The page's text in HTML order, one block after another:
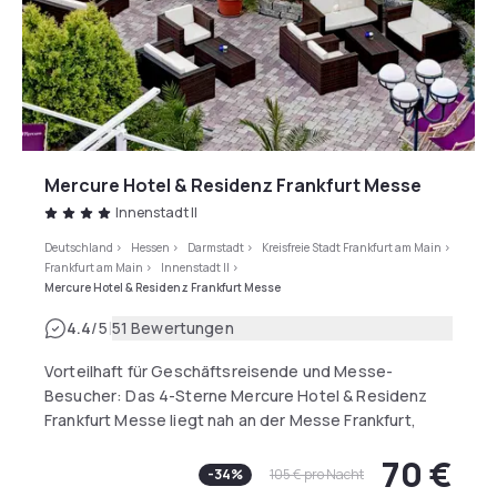
Zur U-Bahn Station „HARRAS“ (S7/U6) sind es nur 200
Meter (8 U-Bahn Minuten zum Marienplatz), 500
Meter zum Mittleren Ring. Idealer Ausgangspunkt für
den geschäftlichen sowie privaten Aufenthalt!
Mercure Hotel & Residenz Frankfurt Messe
Innenstadt II
Deutschland > Hessen > Darmstadt > Kreisfreie Stadt Frankfurt am Main >
Frankfurt am Main > Innenstadt II >
Mercure Hotel & Residenz Frankfurt Messe
4.4/5|51 Bewertungen
Vorteilhaft für Geschäftsreisende und Messe-
Besucher: Das 4-Sterne Mercure Hotel & Residenz
Frankfurt Messe liegt nah an der Messe Frankfurt,
sowie die 88 Appartments sind klimatisiert und haben
kostenloses Wi-Fi. Gäste nutzen den Wellnessbereich
-34% 105 €pro Nacht 70 €